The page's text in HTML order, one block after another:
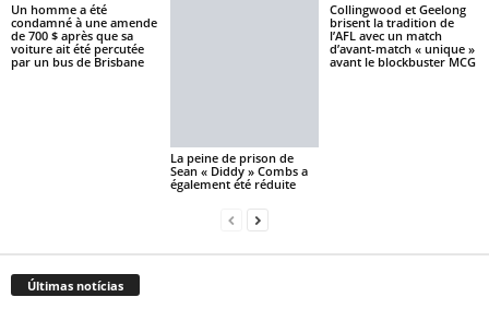
Un homme a été
condamné à une amende
de 700 $ après que sa
voiture ait été percutée
par un bus de Brisbane
La peine de prison de
Sean « Diddy » Combs a
également été réduite
Collingwood et Geelong
brisent la tradition de
l’AFL avec un match
d’avant-match « unique »
avant le blockbuster MCG
Últimas notícias